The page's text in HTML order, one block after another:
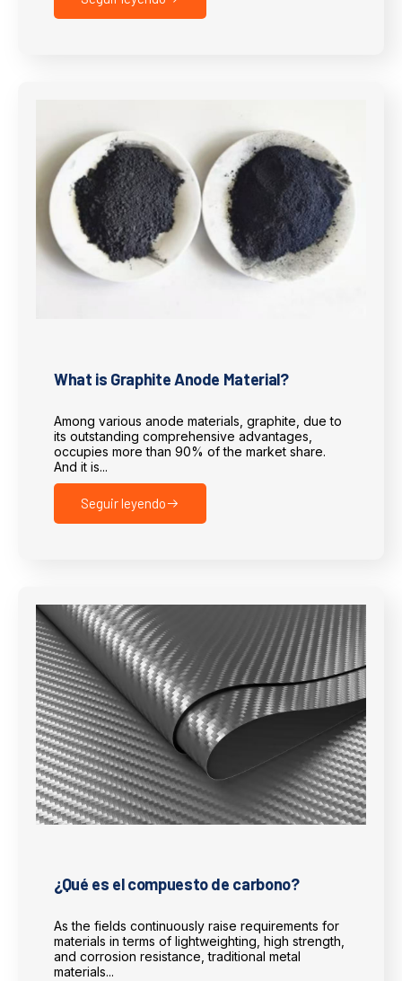
What is Graphite Anode Material?
Among various anode materials, graphite, due to
its outstanding comprehensive advantages,
occupies more than 90% of the market share.
And it is...
Seguir leyendo
¿Qué es el compuesto de carbono?
As the fields continuously raise requirements for
materials in terms of lightweighting, high strength,
and corrosion resistance, traditional metal
materials...